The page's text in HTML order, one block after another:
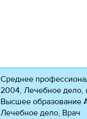
Среднее
2004, Лечебное
Высшее образование
Лечебное дело, Врач